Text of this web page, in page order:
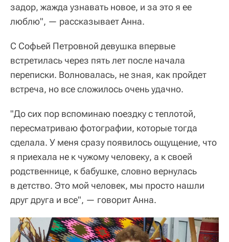
задор, жажда узнавать новое, и за это я ее
люблю", — рассказывает Анна.
С Софьей Петровной девушка впервые
встретилась через пять лет после начала
переписки. Волновалась, не зная, как пройдет
встреча, но все сложилось очень удачно.
"До сих пор вспоминаю поездку с теплотой,
пересматриваю фотографии, которые тогда
сделала. У меня сразу появилось ощущение, что
я приехала не к чужому человеку, а к своей
родственнице, к бабушке, словно вернулась
в детство. Это мой человек, мы просто нашли
друг друга и все", — говорит Анна.